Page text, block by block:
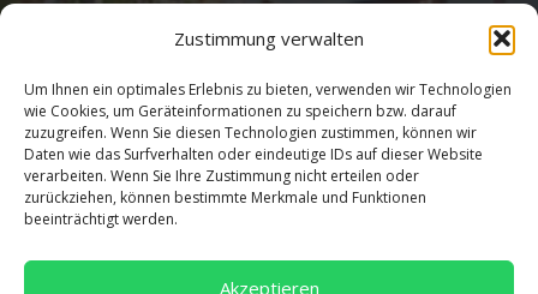
Zustimmung verwalten
Um Ihnen ein optimales Erlebnis zu bieten, verwenden wir Technologien
wie Cookies, um Geräteinformationen zu speichern bzw. darauf
zuzugreifen. Wenn Sie diesen Technologien zustimmen, können wir
Daten wie das Surfverhalten oder eindeutige IDs auf dieser Website
verarbeiten. Wenn Sie Ihre Zustimmung nicht erteilen oder
zurückziehen, können bestimmte Merkmale und Funktionen
beeinträchtigt werden.
Akzeptieren
Salentinstr. 12
56626 Andernach
02632/96560